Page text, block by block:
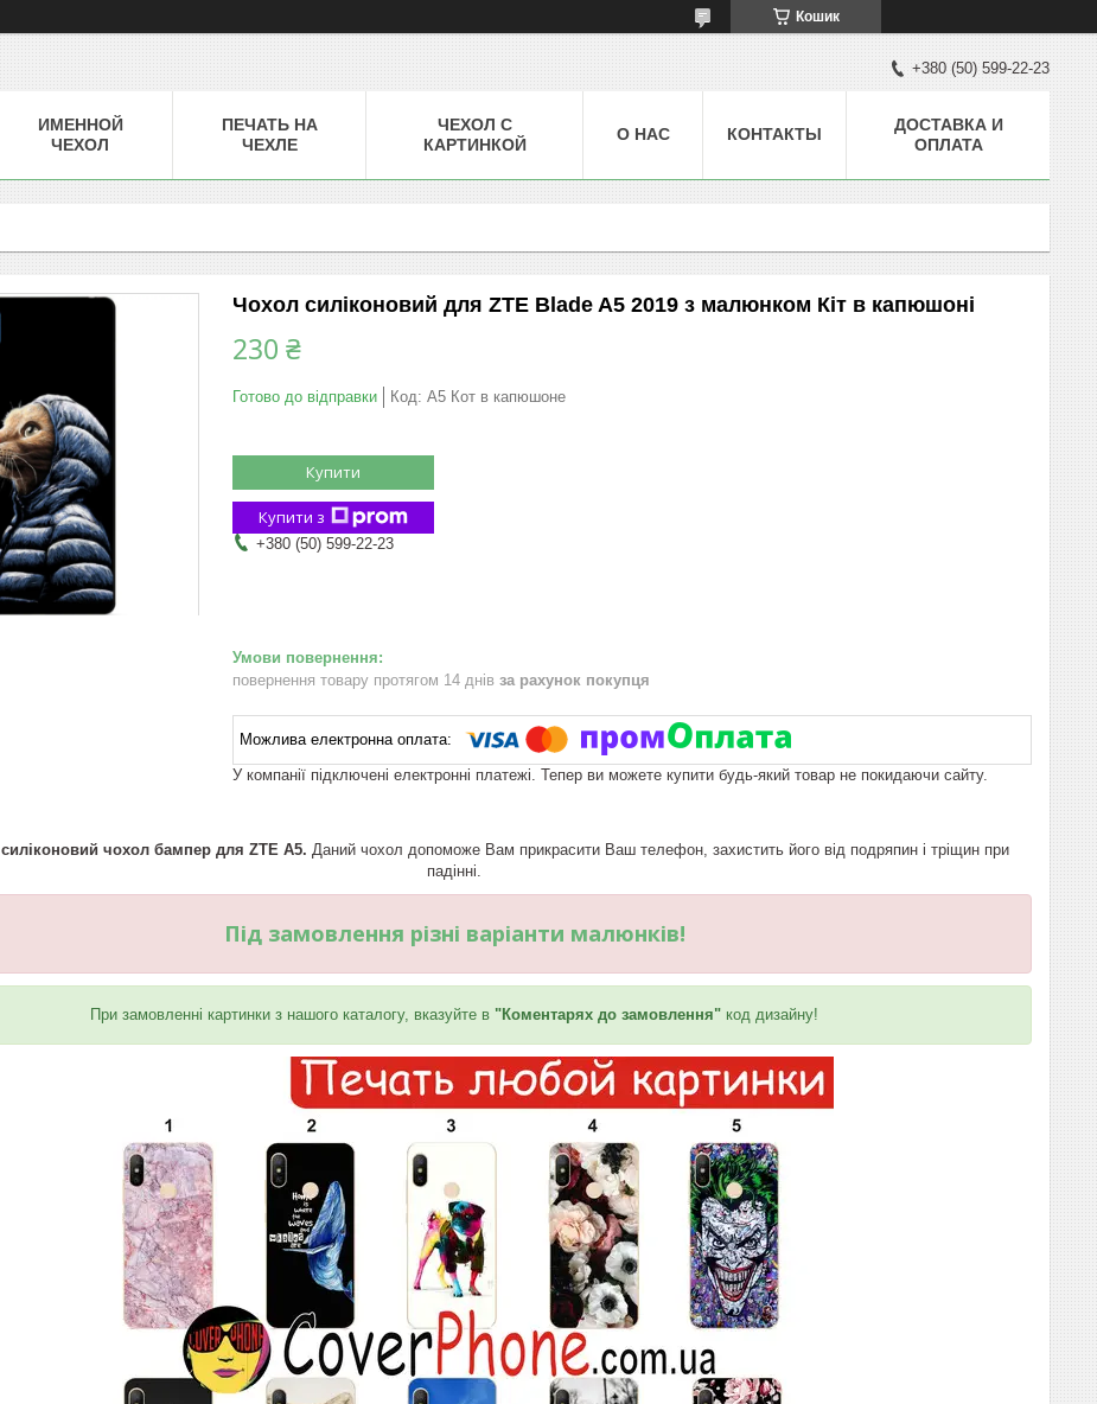
Кошик
+380 (50) 599-22-23
ИМЕННОЙ
ЧЕХОЛ
ПЕЧАТЬ НА
ЧЕХЛЕ
ЧЕХОЛ С
КАРТИНКОЙ
О НАС КОНТАКТЫ
ДОСТАВКА И
ОПЛАТА
Чохол силіконовий для ZTE Blade A5 2019 з малюнком Кіт в капюшоні
230 ₴
Готово до відправки Код: A5 Кот в капюшоне
Купити
Купити з
+380 (50) 599-22-23
повернення товару протягом 14 днів за рахунок покупця
У компанії підключені електронні платежі. Тепер ви можете купити будь-який товар не покидаючи сайту.
силіконовий чохол бампер для ZTE A5. Даний чохол допоможе Вам прикрасити Ваш телефон, захистить його від подряпин і тріщин при
падінні.
Під замовлення різні варіанти малюнків!
При замовленні картинки з нашого каталогу, вказуйте в "Коментарях до замовлення" код дизайну!